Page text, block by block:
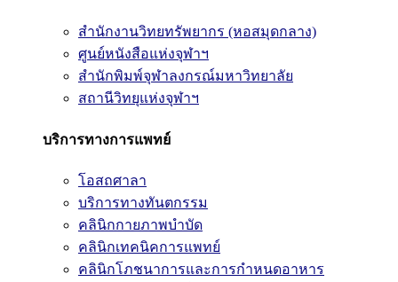
สำนักงานวิทยทรัพยากร (หอสมุดกลาง)
ศูนย์หนังสือแห่งจุฬาฯ
สำนักพิมพ์จุฬาลงกรณ์มหาวิทยาลัย
สถานีวิทยุแห่งจุฬาฯ
บริการทางการแพทย์
โอสถศาลา
บริการทางทันตกรรม
คลินิกกายภาพบำบัด
คลินิกเทคนิคการแพทย์
คลินิกโภชนาการและการกำหนดอาหาร